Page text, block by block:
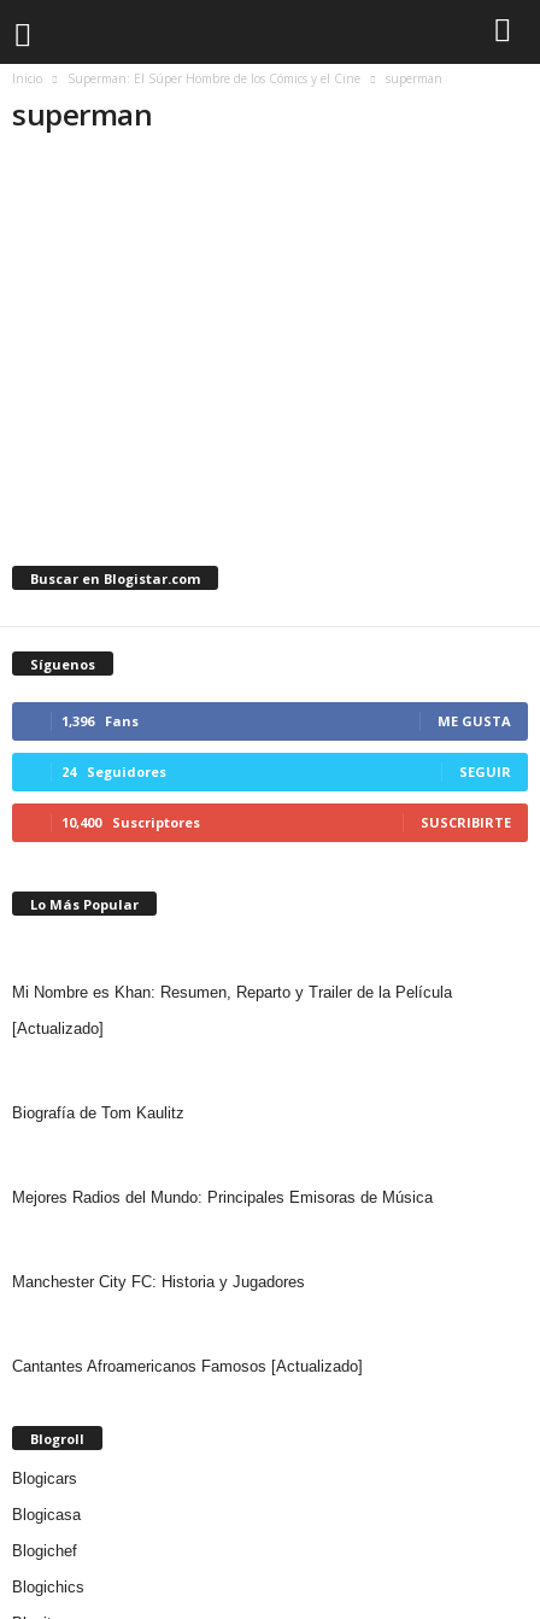
Inicio Superman: El Súper Hombre de los Cómics y el Cine superman
superman
Buscar en Blogistar.com
Síguenos
1,396 Fans ME GUSTA
24 Seguidores SEGUIR
10,400 Suscriptores SUSCRIBIRTE
Lo Más Popular
Mi Nombre es Khan: Resumen, Reparto y Trailer de la Película
[Actualizado]
Biografía de Tom Kaulitz
Mejores Radios del Mundo: Principales Emisoras de Música
Manchester City FC: Historia y Jugadores
Cantantes Afroamericanos Famosos [Actualizado]
Blogroll
Blogicars
Blogicasa
Blogichef
Blogichics